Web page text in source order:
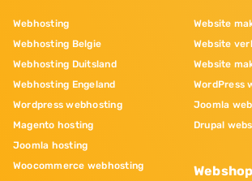
Webhosting
Webhosting Belgie
Webhosting Duitsland
Webhosting Engeland
Wordpress webhosting
Magento hosting
Joomla hosting
Woocommerce webhosting
Website
Website
Website
WordPress
Joomla
Drupal
Webshop